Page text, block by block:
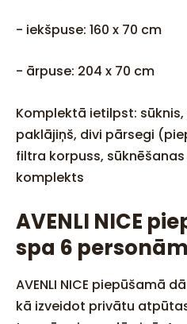
- iekšpuse: 160 x 70 cm
- ārpuse: 204 x 70 cm
Komplektā ietilpst:
paklājiņš, divi pārsegi
filtra korpuss,
komplekts
AVENLI NICE
spa 6 personām
AVENLI NICE piepūšamā
kā izveidot privātu